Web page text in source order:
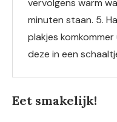
vervolgens warm
minuten staan. 5.
plakjes
deze in een
Eet smakelijk!